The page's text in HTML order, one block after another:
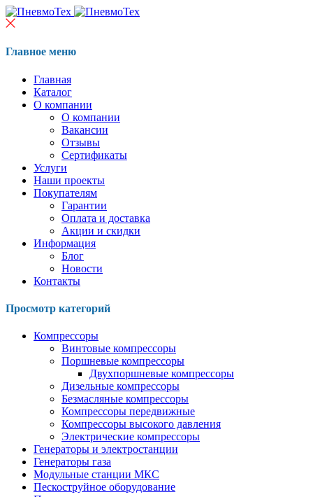
Главное меню
Главная
Каталог
О компании
О компании
Вакансии
Отзывы
Сертификаты
Услуги
Наши проекты
Покупателям
Гарантии
Оплата и доставка
Акции и скидки
Информация
Блог
Новости
Контакты
Просмотр категорий
Компрессоры
Винтовые компрессоры
Поршневые компрессоры
Двухпоршневые компрессоры
Дизельные компрессоры
Безмасляные компрессоры
Компрессоры передвижные
Компрессоры высокого давления
Электрические компрессоры
Генераторы и электростанции
Генераторы газа
Модульные станции МКС
Пескоструйное оборудование